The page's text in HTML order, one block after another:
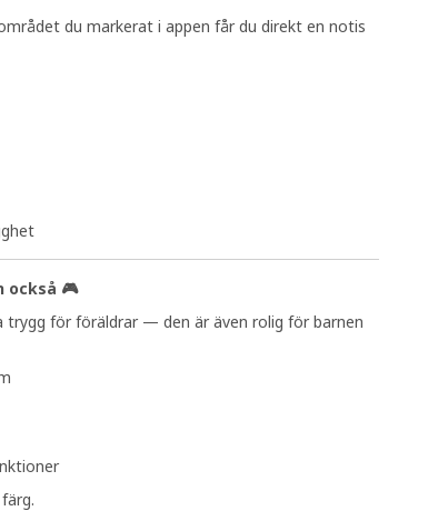
du markerat i appen får du direkt en notis
också 🎮
trygg för föräldrar — den är även rolig för barnen